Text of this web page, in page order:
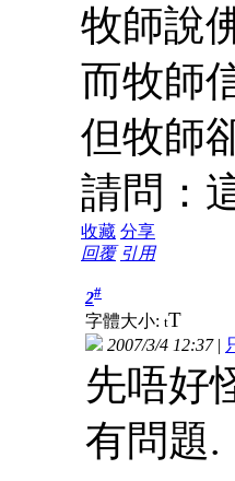
牧師說
而牧師
但牧師
請問：
收藏 分享
回覆 引用
2#
字體大小: tT
2007/3/4 12:37|
先唔好
有問題.